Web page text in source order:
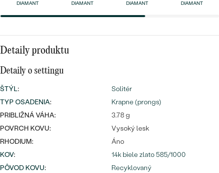
Wave kolekcia
PODĽA TVARU DRAHOKAMU
DIAMANTY
náušnice
Personalizované
OBJAVIŤ
Najpredávanejšie
prstene
PREZRIEŤ
DIAMANT DIAMANT DIAMANT DIAMANT
Detaily produktu
Detaily o settingu
ŠTÝL:
Solitér
TYP OSADENIA:
Krapne (prongs)
PRIBLIŽNÁ VÁHA:
3.78 g
POVRCH KOVU:
Vysoký lesk
RHODIUM:
Áno
KOV:
14k biele zlato 585/1000
PÔVOD KOVU: Recyklovaný